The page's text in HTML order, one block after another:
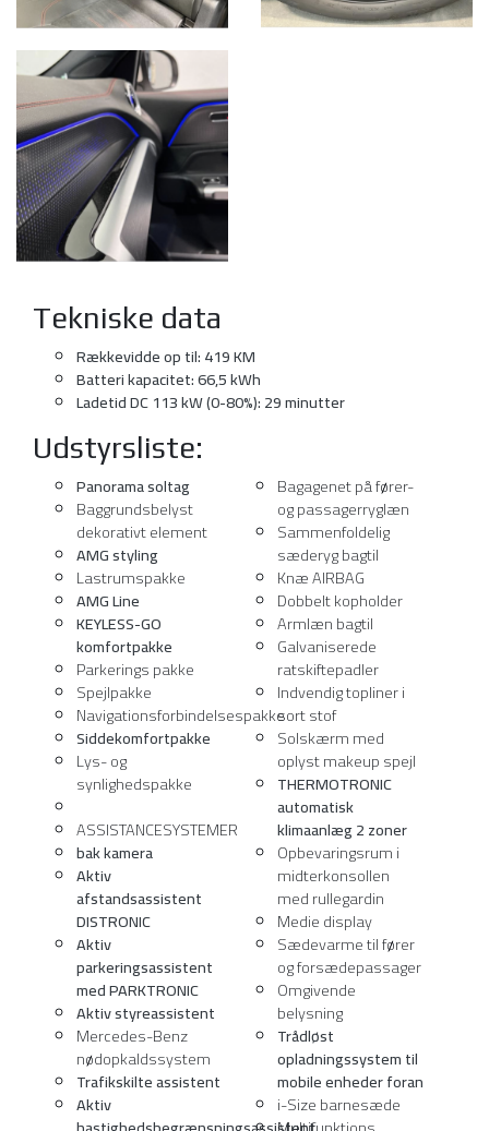
Tekniske data
Rækkevidde op til: 419 KM
Batteri kapacitet: 66,5 kWh
Ladetid DC 113 kW (0-80%): 29 minutter
Udstyrsliste:
Panorama soltag
Baggrundsbelyst
dekorativt element
AMG styling
Lastrumspakke
AMG Line
KEYLESS-GO
komfortpakke
Parkerings pakke
Spejlpakke
Navigationsforbindelsespakke
Siddekomfortpakke
Lys- og
synlighedspakke
ASSISTANCESYSTEMER
Aktiv
afstandsassistent
DISTRONIC
Aktiv
parkeringsassistent
med PARKTRONIC
Aktiv styreassistent
Mercedes-Benz
nødopkaldssystem
Trafikskilte assistent
Aktiv
hastighedsbegrænsningsassistent
Adaptiv
Sammenfoldelig
sæderyg bagtil
Knæ AIRBAG
Dobbelt kopholder
Armlæn bagtil
Galvaniserede
ratskiftepadler
Indvendig topliner i
sort stof
Solskærm med
oplyst makeup spejl
THERMOTRONIC
automatisk
klimaanlæg 2zoner
Opbevaringsrum i
midterkonsollen
med rullegardin
Medie display
Sædevarme til fører
og forsædepassager
Omgivende
belysning
Trådløst
opladningssystem til
mobile enheder foran
i-Size barnesæde
Multifunktions
sportsrat i